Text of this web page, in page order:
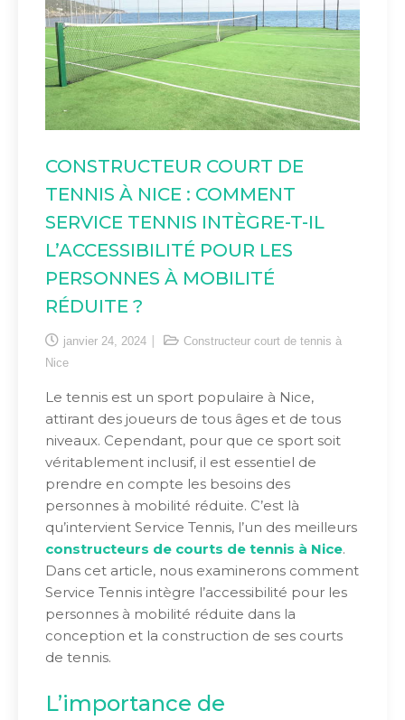
CONSTRUCTEUR COURT DE
TENNIS À NICE : COMMENT
SERVICE TENNIS INTÈGRE-T-IL
L’ACCESSIBILITÉ POUR LES
PERSONNES À MOBILITÉ
RÉDUITE ?
janvier 24, 2024
Constructeur court de tennis à
Nice
Le tennis est un sport populaire à Nice,
attirant des joueurs de tous âges et de tous
niveaux. Cependant, pour que ce sport soit
véritablement inclusif, il est essentiel de
prendre en compte les besoins des
personnes à mobilité réduite. C’est là
qu’intervient Service Tennis, l’un des meilleurs
constructeurs de courts de tennis à Nice.
Dans cet article, nous examinerons comment
Service Tennis intègre l’accessibilité pour les
personnes à mobilité réduite dans la
conception et la construction de ses courts
de tennis.
L’importance de